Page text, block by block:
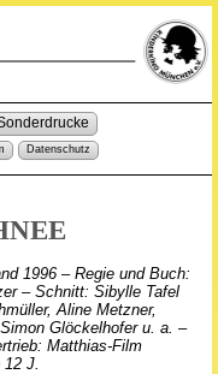
Datenschutz
1996 – Regie und Buch:
– Schnitt: Sibylle Tafel
Aline Metzner,
Glöckelhofer u. a. –
Matthias-Film
J.